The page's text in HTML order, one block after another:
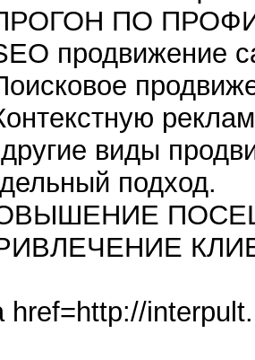
ПО
продвижение
виды
подход.
href=http://